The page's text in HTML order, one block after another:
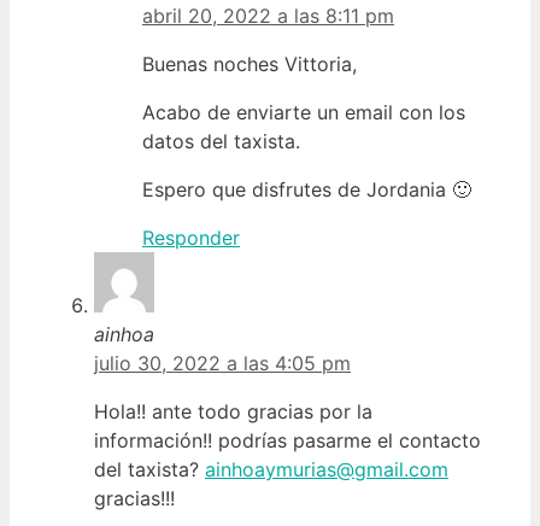
abril 20, 2022 a las 8:11 pm
Buenas noches Vittoria,
Acabo de enviarte un email con los
datos del taxista.
Espero que disfrutes de Jordania 🙂
Responder
ainhoa
julio 30, 2022 a las 4:05 pm
Hola!! ante todo gracias por la
información!! podrías pasarme el contacto
del taxista? ainhoaymurias@gmail.com
gracias!!!